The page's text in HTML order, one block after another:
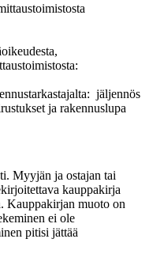
jäljennös
ja rakennuslupa
Myyjän ja ostajan tai
kauppakirja
Kauppakirjan muoto on
ei ole
pitisi jättää